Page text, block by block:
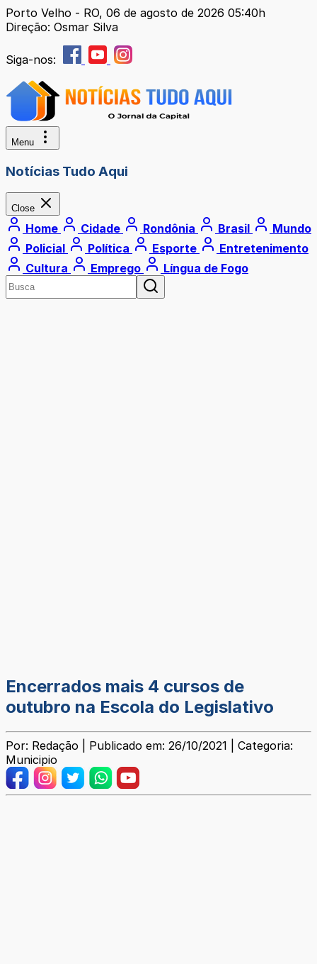
Porto Velho - RO, 06 de agosto de 2026 05:40h
Direção: Osmar Silva
Siga-nos:
Menu
Notícias Tudo Aqui
Close
Home Cidade Rondônia Brasil
Mundo
Policial
Política Esporte
Entretenimento
Cultura
Emprego Língua de Fogo
Encerrados mais 4 cursos de
outubro na Escola do Legislativo
Por: Redação | Publicado em: 26/10/2021 | Categoria:
Municipio